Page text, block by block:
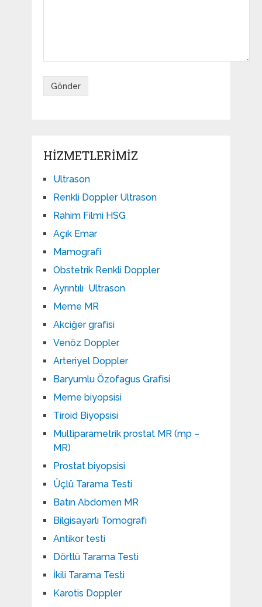
HIZMETLERIMIZ
Ultrason
Renkli Doppler Ultrason
Rahim Filmi HSG
Açık Emar
Mamografi
Obstetrik Renkli Doppler
Ayrıntılı Ultrason
Meme MR
Akciğer grafisi
Venöz Doppler
Arteriyel Doppler
Baryumlu Özofagus Grafisi
Meme biyopsisi
Tiroid Biyopsisi
Multiparametrik prostat MR (mp –
MR)
Prostat biyopsisi
Üçlü Tarama Testi
Batın Abdomen MR
Bilgisayarlı Tomografi
Antikor testi
Dörtlü Tarama Testi
İkili Tarama Testi
Karotis Doppler